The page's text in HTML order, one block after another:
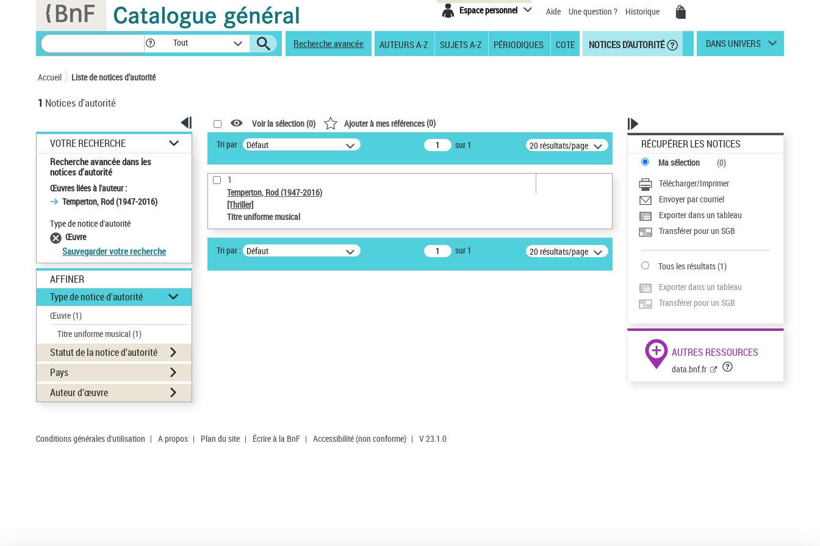
Espace personnel Aide Une question ? Historique
Tout Recherche avancée AUTEURS A-Z SUJETS A-Z PÉRIODIQUES COTE NOTICES D'AUTORITÉ DANS UNIVERS
Accueil Liste de notices d’autorité
1 Notices d'autorité
VOTRE RECHERCHE
Recherche avancée dans les
notices d’autorité
Œuvres liées à l'auteur :
Temperton, Rod (1947-2016)
Type de notice d'autorité
Œuvre
Sauvegarder votre recherche
AFFINER
Type de notice d'autorité
Œuvre(1)
Titre uniforme musical(1)
Statut de la notice d’autorité
Pays
Auteur d’œuvre
Voir la sélection (0) Ajouter à mes références(0)
Tri par : Défaut sur 1 20 résultats/page
1
Temperton, Rod (1947-2016)
[Thriller]
Titre uniforme musical
Tri par : Défaut sur 1 20 résultats/page
RÉCUPÉRER LES NOTICES
Ma sélection (0)
Télécharger/Imprimer
Envoyer par courriel
Exporter dans un tableau
Transférer pour un SGB
Tous les résultats(1)
Exporter dans un tableau
Transférer pour un SGB
AUTRES RESSOURCES
data.bnf.fr
Conditions générales d'utilisation | A propos | Plan du site | Écrire à la BnF | Accessibilité (non conforme) | V 23.1.0
Panneau de gestion des cookies